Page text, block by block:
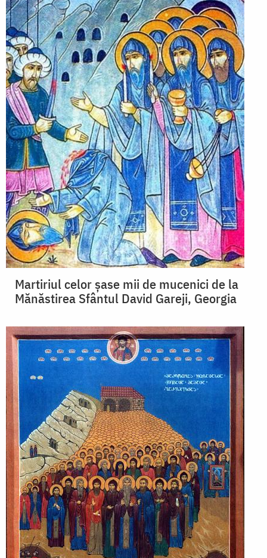
Martiriul celor șase mii de mucenici de la
Mănăstirea Sfântul David Gareji, Georgia